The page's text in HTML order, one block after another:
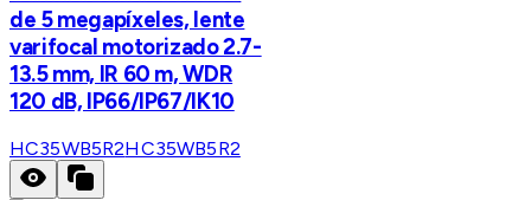
de 5 megapíxeles, lente
varifocal motorizado 2.7-
13.5 mm, IR 60 m, WDR
120 dB, IP66/IP67/IK10
HC35WB5R2HC35WB5R2